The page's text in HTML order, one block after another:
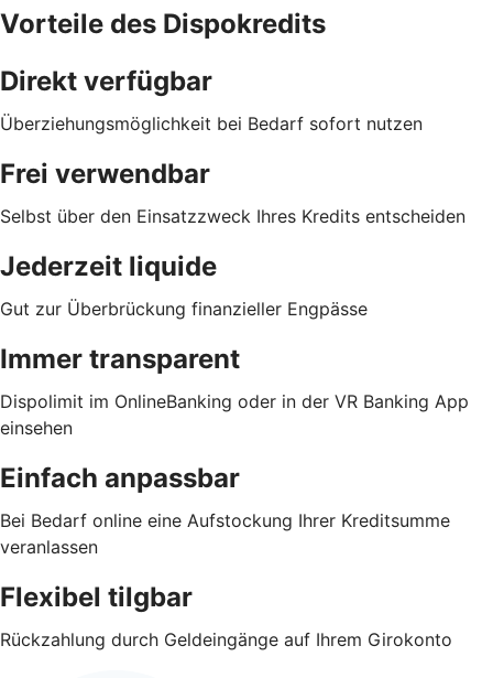
Vorteile des Dispokredits
Direkt verfügbar
Überziehungsmöglichkeit bei Bedarf sofort nutzen
Frei verwendbar
Selbst über den Einsatzzweck Ihres Kredits entscheiden
Jederzeit liquide
Gut zur Überbrückung finanzieller Engpässe
Immer transparent
Dispolimit im OnlineBanking oder in der VR Banking App
einsehen
Einfach anpassbar
Bei Bedarf online eine Aufstockung Ihrer Kreditsumme
veranlassen
Flexibel tilgbar
Rückzahlung durch Geldeingänge auf Ihrem Girokonto